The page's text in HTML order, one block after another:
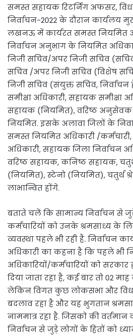
समस्त सहायक रिटर्निंग अफसर,
निर्वाचन-2022 के दौरान कार्यलय
लखनऊ में कार्यरत समस्त नियमित
निर्वाचन अनुभाग के नियमित
निजी सचिव/अपर निजी सचिव
सचिव /अपर निजी सचिव (विशेष
निजी सचिव (संयुक्त सचिव,
समीक्षा अधिकारी, सहायक समीक्षा
सहायक (नियमित), वरिष्ठ
नियमित. इसके अलावा जिलों के
समस्त नियमित अधिकारी /कर्मचारी,
अधिकारी, सहायक जिला निर्वाचन
वरिष्ठ सहायक, कनिष्ठ सहायक,
(नियमित), स्टेनो (नियमित), चतुर्थ
लाभान्वित होंगे.
बताते चलें कि सामान्य निर्वाचन से
कर्मचारियों को उनके श्रमसाध्य के
व्यवस्था पहले भी रही है. निर्वाचन
अधिकारी का कहना है कि पहले भी
अधिकारियों/कर्मचारियों को सरकार
दिया जाता रहा है, कई बार तो 02
लेकिन विगत कुछ लोकसभा और
बदलाव रहा है और यह भुगतान
नाममात्र रहा है. जिसको की
निर्वाचन से जुड़े लोगों के हितों को